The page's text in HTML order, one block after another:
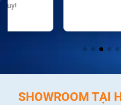
SHOWROOM TẠI